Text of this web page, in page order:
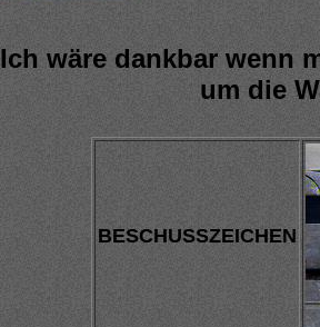
Ich wäre dankbar wenn
um die
BESCHUSSZEICHEN